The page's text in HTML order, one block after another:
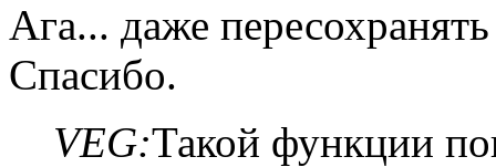
Ага... даже
Спасибо.
VEG:Такой функции